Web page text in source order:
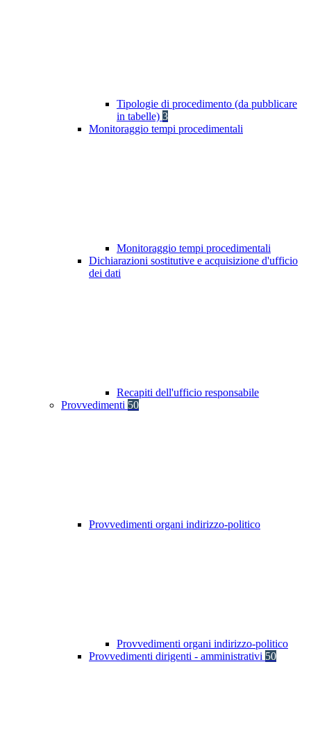
Tipologie di procedimento (da pubblicare
in tabelle) 3
Monitoraggio tempi procedimentali
Monitoraggio tempi procedimentali
Dichiarazioni sostitutive e acquisizione d'ufficio
dei dati
Recapiti dell'ufficio responsabile
Provvedimenti 50
Provvedimenti organi indirizzo-politico
Provvedimenti organi indirizzo-politico
Provvedimenti dirigenti - amministrativi 50